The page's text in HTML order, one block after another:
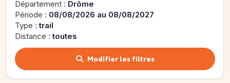
Département : Drôme
Période : 08/08/2026 au 08/08/2027
Type :trail
Distance :toutes
Modifier les filtres